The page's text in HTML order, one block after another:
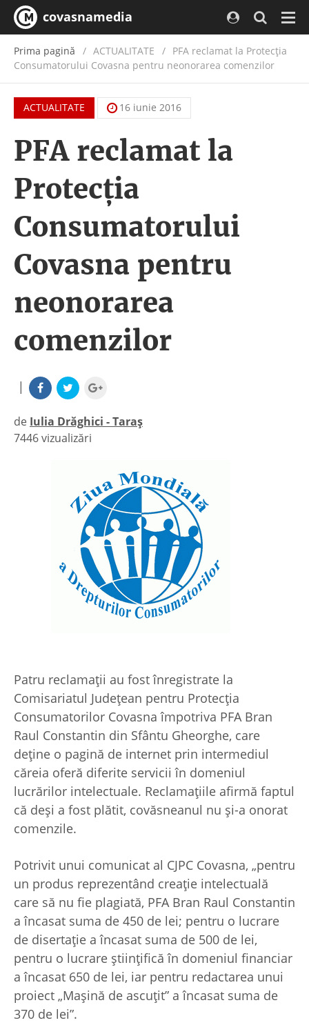
covasnamedia
Prima pagină ACTUALITATE / PFA reclamat la Protecţia
Consumatorului Covasna pentru neonorarea comenzilor
ACTUALITATE 16 iunie 2016
PFA reclamat la
Protecţia
Consumatorului
Covasna pentru
neonorarea
comenzilor
|
de Iulia Drăghici - Taraș
|
7446 vizualizări
Patru reclamaţii au fost înregistrate la
Comisariatul Judeţean pentru Protecţia
Consumatorilor Covasna împotriva PFA Bran
Raul Constantin din Sfântu Gheorghe, care
deţine o pagină de internet prin intermediul
căreia oferă diferite servicii în domeniul
lucrărilor intelectuale. Reclamaţiile afirmă faptul
că deşi a fost plătit, covăsneanul nu şi-a onorat
comenzile.
Potrivit unui comunicat al CJPC Covasna, „pentru
un produs reprezentând creaţie intelectuală
care să nu fie plagiată, PFA Bran Raul Constantin
a încasat suma de 450 de lei; pentru o lucrare
de disertaţie a încasat suma de 500 de lei,
pentru o lucrare ştiinţifică în domeniul financiar
a încasat 650 de lei, iar pentru redactarea unui
proiect „Maşină de ascuţit” a încasat suma de
370 de lei”.